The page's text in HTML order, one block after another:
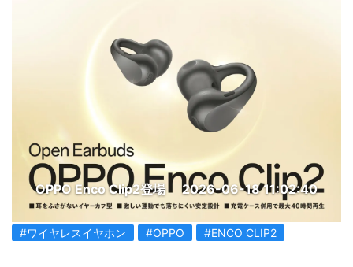
OPPO Enco Clip2登場 2026-06-18 11:02:40
#ワイヤレスイヤホン #OPPO #ENCO CLIP2